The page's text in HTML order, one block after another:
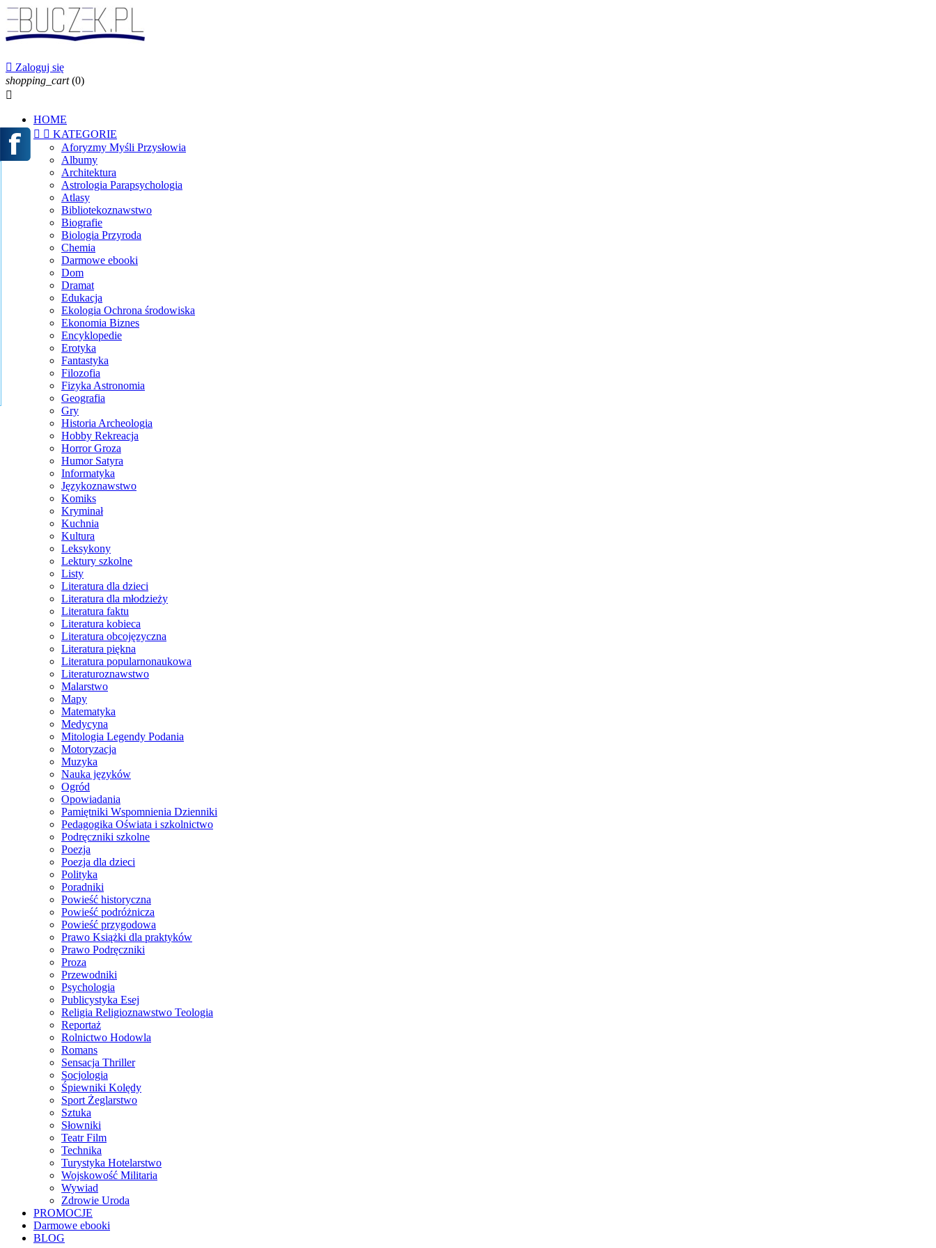
 Zaloguj się
shopping_cart (0)

HOME
  KATEGORIE
Aforyzmy Myśli Przysłowia
Albumy
Architektura
Astrologia Parapsychologia
Atlasy
Bibliotekoznawstwo
Biografie
Biologia Przyroda
Chemia
Darmowe ebooki
Dom
Dramat
Edukacja
Ekologia Ochrona środowiska
Ekonomia Biznes
Encyklopedie
Erotyka
Fantastyka
Filozofia
Fizyka Astronomia
Geografia
Gry
Historia Archeologia
Hobby Rekreacja
Horror Groza
Humor Satyra
Informatyka
Językoznawstwo
Komiks
Kryminał
Kuchnia
Kultura
Leksykony
Lektury szkolne
Listy
Literatura dla dzieci
Literatura dla młodzieży
Literatura faktu
Literatura kobieca
Literatura obcojęzyczna
Literatura piękna
Literatura popularnonaukowa
Literaturoznawstwo
Malarstwo
Mapy
Matematyka
Medycyna
Mitologia Legendy Podania
Motoryzacja
Muzyka
Nauka języków
Ogród
Opowiadania
Pamiętniki Wspomnienia Dzienniki
Pedagogika Oświata i szkolnictwo
Podręczniki szkolne
Poezja
Poezja dla dzieci
Polityka
Poradniki
Powieść historyczna
Powieść podróżnicza
Powieść przygodowa
Prawo Książki dla praktyków
Prawo Podręczniki
Proza
Przewodniki
Psychologia
Publicystyka Esej
Religia Religioznawstwo Teologia
Reportaż
Rolnictwo Hodowla
Romans
Sensacja Thriller
Socjologia
Śpiewniki Kolędy
Sport Żeglarstwo
Sztuka
Słowniki
Teatr Film
Technika
Turystyka Hotelarstwo
Wojskowość Militaria
Wywiad
Zdrowie Uroda
PROMOCJE
Darmowe ebooki
BLOG